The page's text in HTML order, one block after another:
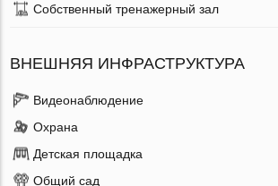
Собственный тренажерный зал
ВНЕШНЯЯ ИНФРАСТРУКТУРА
Видеонаблюдение
Охрана
Детская площадка
Общий сад